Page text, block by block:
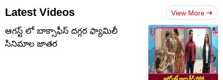
Latest Videos View More
ఆగస్ట్ లో బాక్సాఫీస్ దగ్గర ఫ్యామిలీ
సినిమాల జాతర